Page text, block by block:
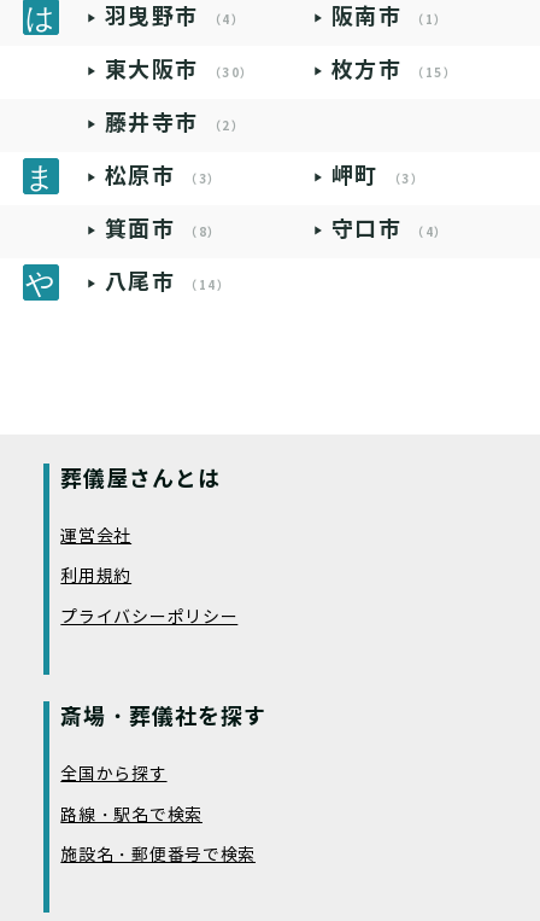
羽曳野市 （4） 阪南市 （1）
東大阪市 （30） 枚方市 （15）
藤井寺市 （2）
松原市 （3） 岬町 （3）
箕面市 （8） 守口市 （4）
八尾市 （14）
葬儀屋さんとは
運営会社
利用規約
プライバシーポリシー
斎場・葬儀社を探す
全国から探す
路線・駅名で検索
施設名・郵便番号で検索